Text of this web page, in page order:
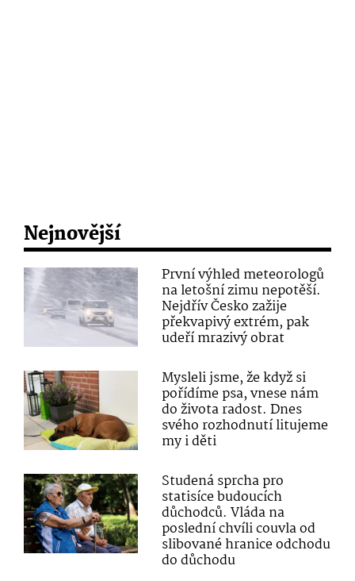
Nejnovější
První výhled meteorologů
na letošní zimu nepotěší.
Nejdřív Česko zažije
překvapivý extrém, pak
udeří mrazivý obrat
Mysleli jsme, že když si
pořídíme psa, vnese nám
do života radost. Dnes
svého rozhodnutí litujeme
my i děti
Studená sprcha pro
statisíce budoucích
důchodců. Vláda na
poslední chvíli couvla od
slibované hranice odchodu
do důchodu